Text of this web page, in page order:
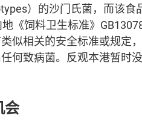
）的沙门氏菌，而该
《饲料卫生标准》
似相关的安全标准或规定
何致病菌。反观本港暂时
会